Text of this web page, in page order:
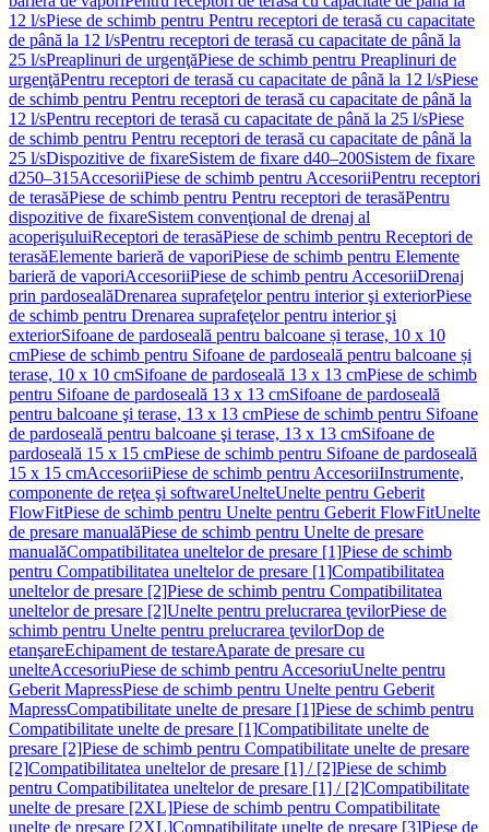
12 l/sPiese de schimb pentru Pentru receptori de terasă cu capacitate
de până la 12 l/sPentru receptori de terasă cu capacitate de până la
25 l/sPreaplinuri de urgenţăPiese de schimb pentru Preaplinuri de
urgenţăPentru receptori de terasă cu capacitate de până la 12 l/sPiese
de schimb pentru Pentru receptori de terasă cu capacitate de până la
12 l/sPentru receptori de terasă cu capacitate de până la 25 l/sPiese
de schimb pentru Pentru receptori de terasă cu capacitate de până la
25 l/sDispozitive de fixareSistem de fixare d40–200Sistem de fixare
d250–315AccesoriiPiese de schimb pentru AccesoriiPentru receptori
de terasăPiese de schimb pentru Pentru receptori de terasăPentru
dispozitive de fixareSistem convenţional de drenaj al
acoperişuluiReceptori de terasăPiese de schimb pentru Receptori de
terasăElemente barieră de vaporiPiese de schimb pentru Elemente
barieră de vaporiAccesoriiPiese de schimb pentru AccesoriiDrenaj
prin pardosealăDrenarea suprafeţelor pentru interior şi exteriorPiese
de schimb pentru Drenarea suprafeţelor pentru interior şi
exteriorSifoane de pardoseală pentru balcoane și terase, 10 x 10
cmPiese de schimb pentru Sifoane de pardoseală pentru balcoane și
terase, 10 x 10 cmSifoane de pardoseală 13 x 13 cmPiese de schimb
pentru Sifoane de pardoseală 13 x 13 cmSifoane de pardoseală
pentru balcoane şi terase, 13 x 13 cmPiese de schimb pentru Sifoane
de pardoseală pentru balcoane şi terase, 13 x 13 cmSifoane de
pardoseală 15 x 15 cmPiese de schimb pentru Sifoane de pardoseală
15 x 15 cmAccesoriiPiese de schimb pentru AccesoriiInstrumente,
componente de reţea şi softwareUnelteUnelte pentru Geberit
FlowFitPiese de schimb pentru Unelte pentru Geberit FlowFitUnelte
de presare manualăPiese de schimb pentru Unelte de presare
manualăCompatibilitatea uneltelor de presare [1]Piese de schimb
pentru Compatibilitatea uneltelor de presare [1]Compatibilitatea
uneltelor de presare [2]Piese de schimb pentru Compatibilitatea
uneltelor de presare [2]Unelte pentru prelucrarea ţevilorPiese de
schimb pentru Unelte pentru prelucrarea ţevilorDop de
etanşareEchipament de testareAparate de presare cu
unelteAccesoriuPiese de schimb pentru AccesoriuUnelte pentru
Geberit MapressPiese de schimb pentru Unelte pentru Geberit
MapressCompatibilitate unelte de presare [1]Piese de schimb pentru
Compatibilitate unelte de presare [1]Compatibilitate unelte de
presare [2]Piese de schimb pentru Compatibilitate unelte de presare
[2]Compatibilitatea uneltelor de presare [1] / [2]Piese de schimb
pentru Compatibilitatea uneltelor de presare [1] / [2]Compatibilitate
unelte de presare [2XL]Piese de schimb pentru Compatibilitate
unelte de presare [2XL]Compatibilitate unelte de presare [3]Piese de